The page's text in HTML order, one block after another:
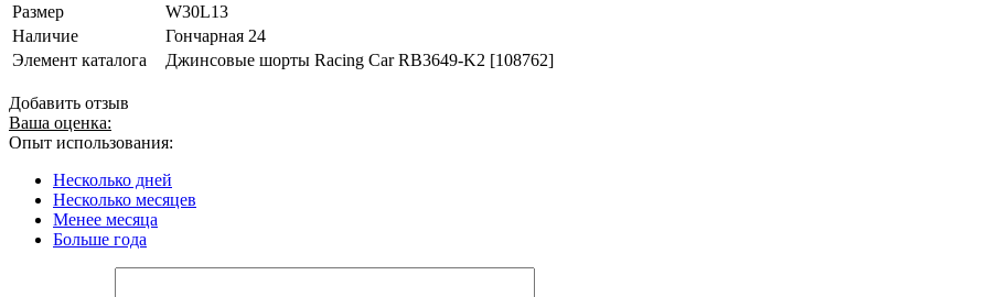
Размер
W30L13
Наличие
Гончарная 24
Элемент каталога
Джинсовые шорты Racing Car RB3649-K2 [108762]
Добавить отзыв
Ваша оценка:
Опыт использования:
Несколько дней
Несколько месяцев
Менее месяца
Больше года